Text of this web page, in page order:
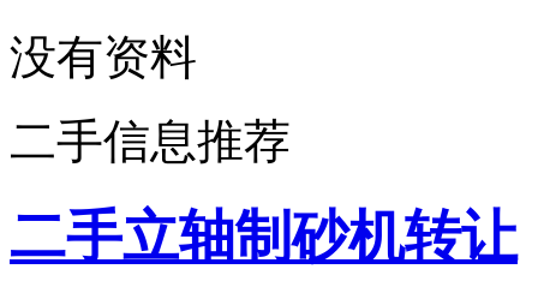
没有资料
二手信息推荐
二手立轴制砂机转让